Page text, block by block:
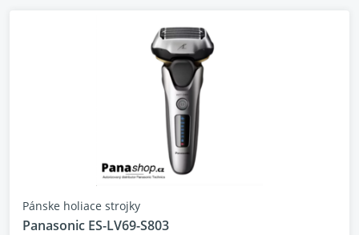
Pánske holiace strojky
Panasonic ES-LV69-S803